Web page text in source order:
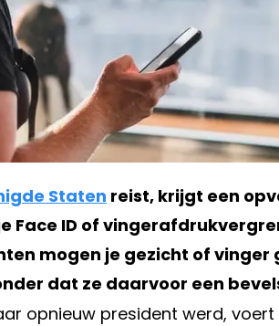
Staten reist, krijgt een
Face ID of
mogen je gezicht of vinger
dat ze daarvoor een
opnieuw president werd,